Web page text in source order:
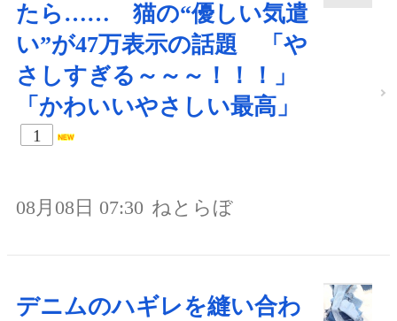
たら…… 猫の“優しい気遣
い”が47万表示の話題 「や
さしすぎる～～～！！！」
「かわいいやさしい最高」
1
08月08日 07:30 ねとらぼ
デニムのハギレを縫い合わ